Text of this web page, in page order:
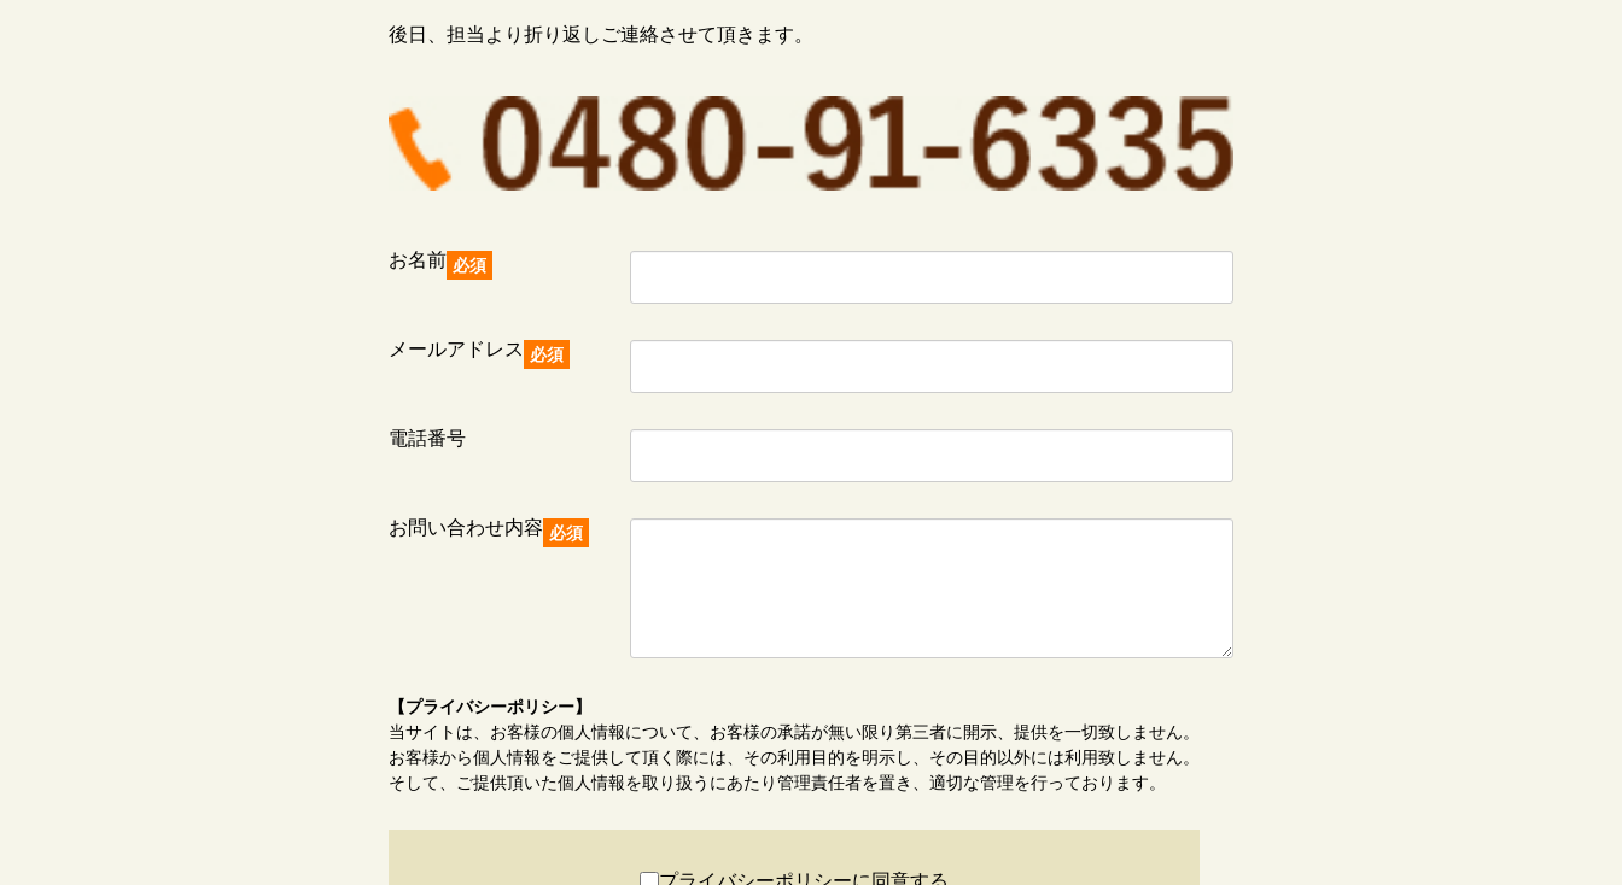
後日、担当より折り返しご連絡させて頂きます。
お名前 必須
メールアドレス 必須
電話番号
お問い合わせ内容 必須
【プライバシーポリシー】
当サイトは、お客様の個人情報について、お客様の承諾が無い限り第三者に開示、提供を一切致しません。
お客様から個人情報をご提供して頂く際には、その利用目的を明示し、その目的以外には利用致しません。
そして、ご提供頂いた個人情報を取り扱うにあたり管理責任者を置き、適切な管理を行っております。